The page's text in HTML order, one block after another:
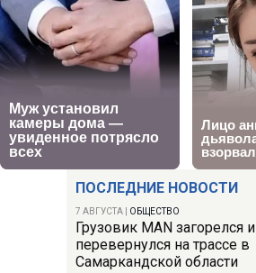
ПОСЛЕДНИЕ НОВОСТИ
7 АВГУСТА ОБЩЕСТВО
Грузовик MAN загорелся и
перевернулся на трассе в
Самаркандской области